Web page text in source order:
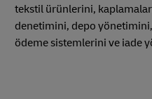
tekstil ürünlerini,
denetimini, depo
ödeme sistemlerini ve iade